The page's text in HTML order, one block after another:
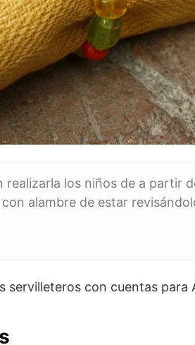
realizarla los niños de a partir
alambre de estar
servilleteros con cuentas para